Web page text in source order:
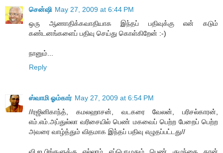
சென்ஷி May 27, 2009 at 6:44 PM
ஒரு ஆணாதிக்கவாதியாக இந்தப் பதிவுக்கு என் கடும்
கண்டனங்களைப் பதிவு செய்து கொள்கிறேன் :-)
நானும்...
Reply
ஸ்வாமி ஓம்கார் May 27, 2009 at 6:54 PM
//ரஜினிகாந்த், கமலஹாசன், வடகரை வேலன், பரிசல்காரன்,
எம்.எம்.அப்துல்லா வரிசையில் பெண் மகவைப் பெற்ற பேறைப் பெற்ற
அவரை வாழ்த்தும் விதமாக இந்தப் பதிவு எழுதப்பட்டது//